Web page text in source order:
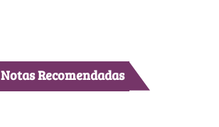
Notas Recomendadas